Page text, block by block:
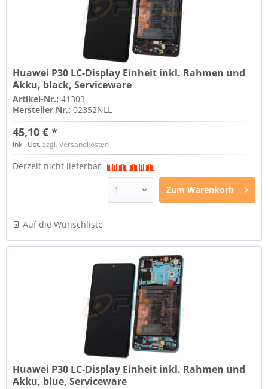
Huawei P30 LC-Display Einheit inkl. Rahmen und
Akku, black, Serviceware
Artikel-Nr.:41303
Hersteller Nr.:02352NLL
45,10 € *
inkl. Ust.zzgl. Versandkosten
Derzeit nicht lieferbar
Zum Warenkorb
Auf die Wunschliste
Huawei P30 LC-Display Einheit inkl. Rahmen und
Akku, blue, Serviceware